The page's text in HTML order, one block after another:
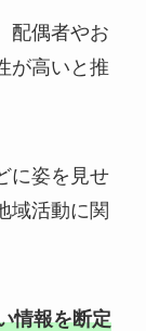
配偶者やお
が高いと推
に姿を見せ
域活動に関
情報を断定